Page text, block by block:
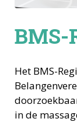
BMS-
Het BMS-
in de